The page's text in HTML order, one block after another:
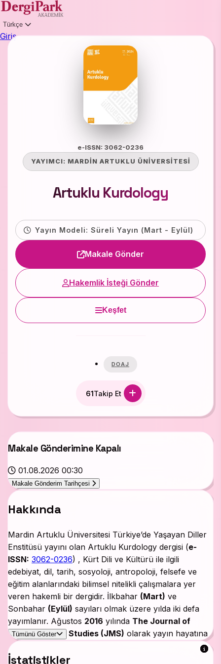
Türkçe
Giriş
e-ISSN: 3062-0236
YAYIMCI: MARDİN ARTUKLU ÜNİVERSİTESİ
Artuklu Kurdology
Yayın Modeli: Süreli Yayın (Mart - Eylül)
Makale Gönder
Hakemlik İsteği Gönder
Keşfet
DOAJ
61Takip Et
Makale Gönderimine Kapalı
01.08.2026 00:30
Makale Gönderim Tarihçesi
Hakkında
Mardin Artuklu Üniversitesi Türkiye’de Yaşayan Diller
Enstitüsü yayını olan Artuklu Kurdology dergisi (e-
ISSN: 3062-0236) , Kürt Dili ve Kültürü ile ilgili
edebiyat, dil, tarih, sosyoloji, antropoloji, felsefe ve
eğitim alanlarındaki bilimsel nitelikli çalışmalara yer
veren hakemli bir dergidir. İlkbahar (Mart) ve
Sonbahar (Eylül) sayıları olmak üzere yılda iki defa
yayımlanır. Ağustos 2016 yılında The Journal of
Mesopotamian Studies (JMS) olarak yayın hayatına
başlayan dergi, hem basılı hem de elektronik olarak16
sayı yayımlamıştır.
Tümünü Göster
İstatistikler